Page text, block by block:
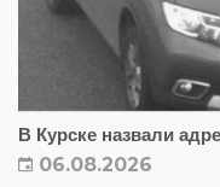
В Курске назвали
06.08.2026